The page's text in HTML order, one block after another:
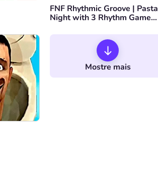
FNF Rhythmic Groove | Pasta
Night with 3 Rhythm Game
Mostre mais